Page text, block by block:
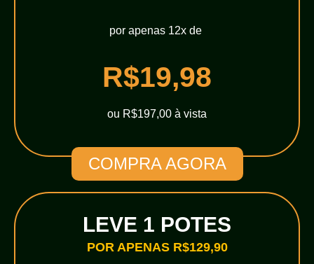
por apenas 12x de
R$19,98
ou R$197,00 à vista
COMPRA AGORA
LEVE 1 POTES
POR APENAS R$129,90